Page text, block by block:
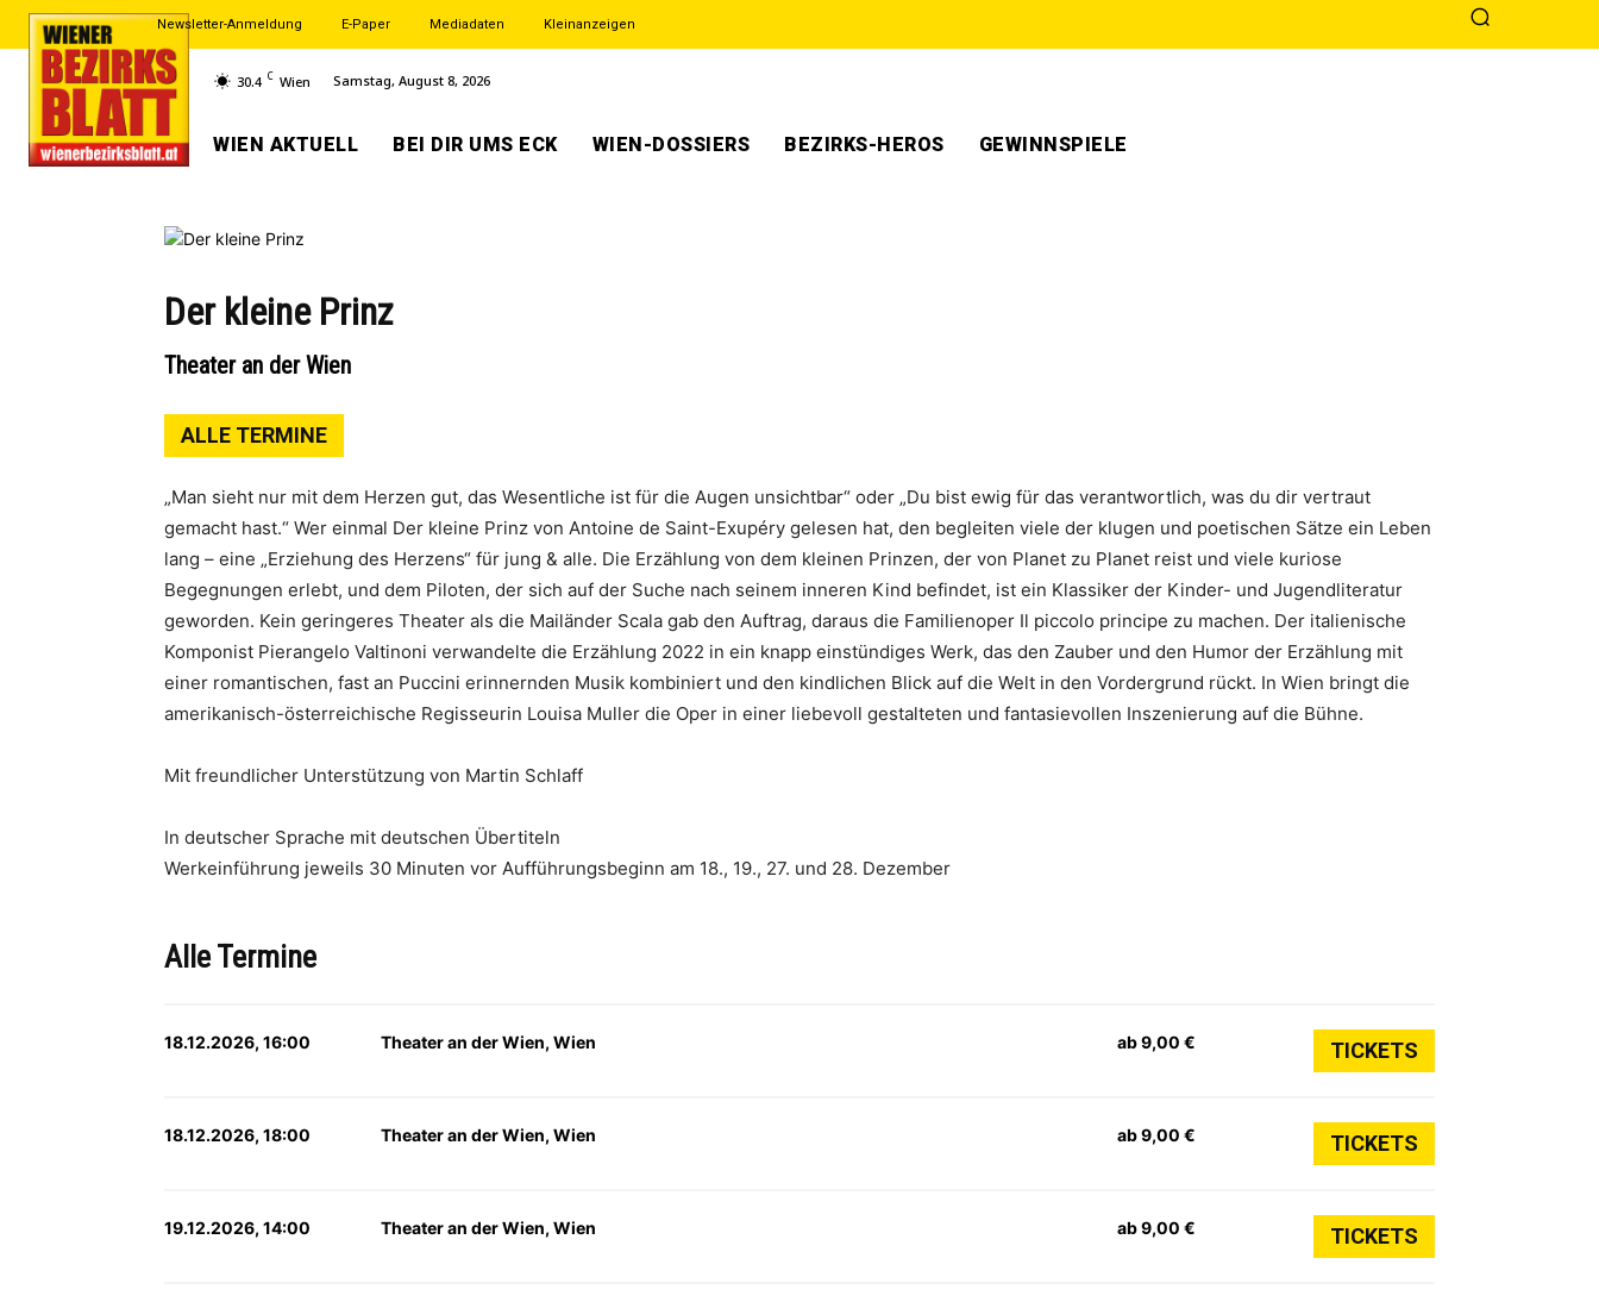
Newsletter-Anmeldung E-Paper Mediadaten Kleinanzeigen
30.4 C Wien Samstag, August 8, 2026
WIEN AKTUELL BEI DIR UMS ECK WIEN-DOSSIERS BEZIRKS-HEROS GEWINNSPIELE
Der kleine Prinz
Theater an der Wien
ALLE TERMINE
„Man sieht nur mit dem Herzen gut, das Wesentliche ist für die Augen unsichtbar“ oder „Du bist ewig für das verantwortlich, was du dir vertraut
gemacht hast.“ Wer einmal Der kleine Prinz von Antoine de Saint-Exupéry gelesen hat, den begleiten viele der klugen und poetischen Sätze ein Leben
lang – eine „Erziehung des Herzens“ für jung & alle. Die Erzählung von dem kleinen Prinzen, der von Planet zu Planet reist und viele kuriose
Begegnungen erlebt, und dem Piloten, der sich auf der Suche nach seinem inneren Kind befindet, ist ein Klassiker der Kinder- und Jugendliteratur
geworden. Kein geringeres Theater als die Mailänder Scala gab den Auftrag, daraus die Familienoper Il piccolo principe zu machen. Der italienische
Komponist Pierangelo Valtinoni verwandelte die Erzählung 2022 in ein knapp einstündiges Werk, das den Zauber und den Humor der Erzählung mit
einer romantischen, fast an Puccini erinnernden Musik kombiniert und den kindlichen Blick auf die Welt in den Vordergrund rückt. In Wien bringt die
amerikanisch-österreichische Regisseurin Louisa Muller die Oper in einer liebevoll gestalteten und fantasievollen Inszenierung auf die Bühne.
Mit freundlicher Unterstützung von Martin Schlaff
In deutscher Sprache mit deutschen Übertiteln
Werkeinführung jeweils 30 Minuten vor Aufführungsbeginn am 18., 19., 27. und 28. Dezember
Alle Termine
18.12.2026, 16:00 Theater an der Wien, Wien ab 9,00 € TICKETS
18.12.2026, 18:00 Theater an der Wien, Wien ab 9,00 € TICKETS
19.12.2026, 14:00 Theater an der Wien, Wien ab 9,00 € TICKETS